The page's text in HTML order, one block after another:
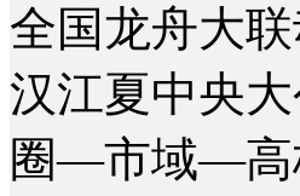
全国龙舟大
汉江夏中央
圈—市域—高